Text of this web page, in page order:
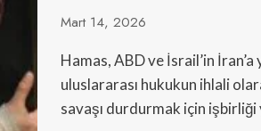
Mart 14, 2026
Hamas, ABD ve İsrail’in İran’a
uluslararası hukukun ihlali
savaşı durdurmak için işbirliği